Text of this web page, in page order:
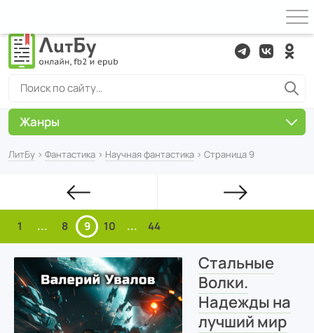
ЛитБу › Фантастика › Научная фантастика › Страница 9
1 ... 8 9 10 ... 44
Стальные
Волки.
Надежды на
лучший мир
Жанры